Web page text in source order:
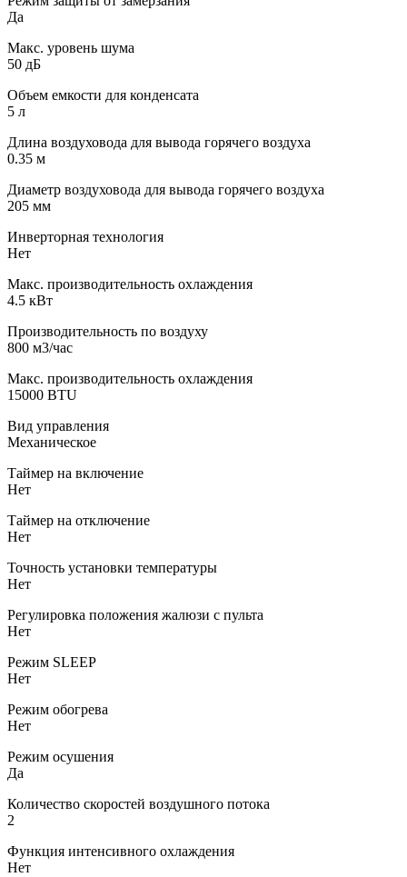
Да
Макс. уровень шума
50 дБ
Объем емкости для конденсата
5 л
Длина воздуховода для вывода горячего воздуха
0.35 м
Диаметр воздуховода для вывода горячего воздуха
205 мм
Инверторная технология
Нет
Макс. производительность охлаждения
4.5 кВт
Производительность по воздуху
800 м3/час
Макс. производительность охлаждения
15000 BTU
Вид управления
Механическое
Таймер на включение
Нет
Таймер на отключение
Нет
Точность установки температуры
Нет
Регулировка положения жалюзи с пульта
Нет
Режим SLEEP
Нет
Режим обогрева
Нет
Режим осушения
Да
Количество скоростей воздушного потока
2
Функция интенсивного охлаждения
Нет